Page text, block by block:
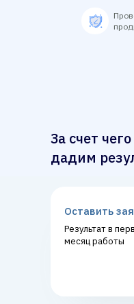
За счет
дадим
Оставить
Результат в
месяц работы